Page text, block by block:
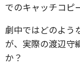
でのキャッチコピ
劇中ではどのよう
が、実際の渡辺守
か？